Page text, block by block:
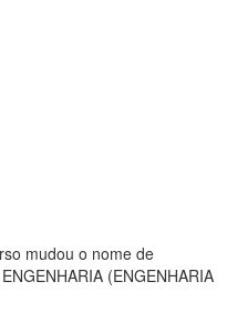
mudou o nome de
(ENGENHARIA